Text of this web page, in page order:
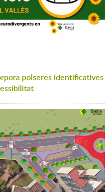
polseres identificatives